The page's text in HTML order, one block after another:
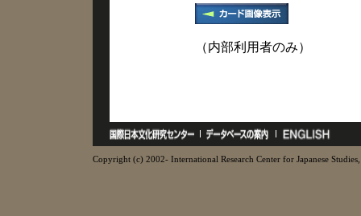
（内部利用者のみ）
Copyright (c) 2002- International Research Center for Japanese